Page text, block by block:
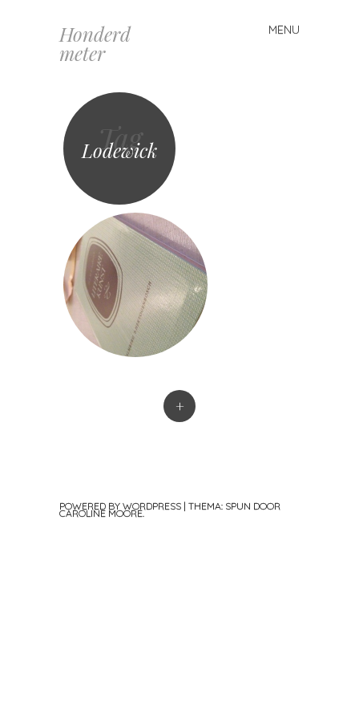
Honderd
meter
MENU
Spring
naar
Tag
Lodewick
+
POWERED BY WORDPRESS | THEMA: SPUN DOOR
CAROLINE MOORE